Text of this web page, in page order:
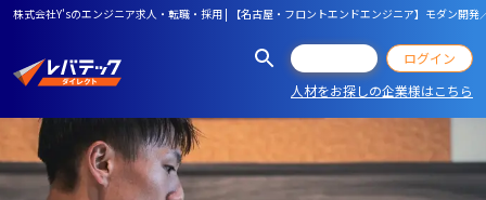
株式会社Y'sのエンジニア求人・転職・採用 | 【名古屋・フロントエンドエンジニア】モダン開
ログイン
人材をお探しの企業様はこちら